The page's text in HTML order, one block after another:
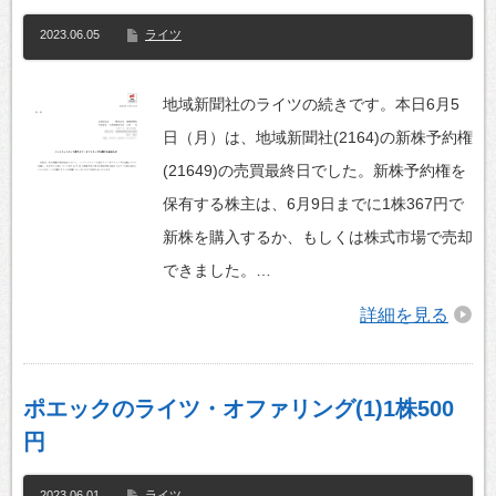
2023.06.05 ライツ
地域新聞社のライツの続きです。本日6月5
日（月）は、地域新聞社(2164)の新株予約権
(21649)の売買最終日でした。新株予約権を
保有する株主は、6月9日までに1株367円で
新株を購入するか、もしくは株式市場で売却
できました。…
詳細を見る
ポエックのライツ・オファリング(1)1株500
円